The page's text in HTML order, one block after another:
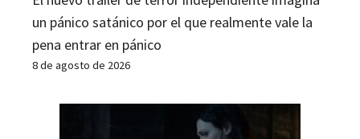
un pánico satánico por el que realmente vale la
pena entrar en pánico
8 de agosto de 2026